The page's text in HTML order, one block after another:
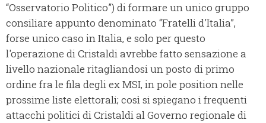
“Osservatorio Politico”) di formare un unico gruppo
consiliare appunto denominato “Fratelli d'Italia”,
forse unico caso in Italia, e solo per questo
l'operazione di Cristaldi avrebbe fatto sensazione a
livello nazionale ritagliandosi un posto di primo
ordine fra le fila degli ex MSI, in pole position nelle
prossime liste elettorali; così si spiegano i frequenti
attacchi politici di Cristaldi al Governo regionale di